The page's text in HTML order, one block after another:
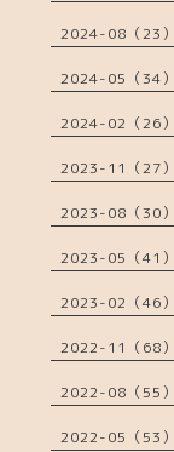
2024-08（23）
2024-05（34）
2024-02（26）
2023-11（27）
2023-08（30）
2023-05（41）
2023-02（46）
2022-11（68）
2022-08（55）
2022-05（53）